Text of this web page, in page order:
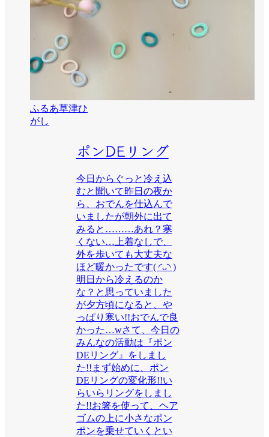
ふるあ草津ひ
がし
ポンDEリング
今日からぐっと冷え込
むと聞いて昨日の夜か
ら、おでんを仕込んで
いましたが朝外に出て
みると………あれ？寒
くない…上着なしで、
外を歩いても大丈夫な
ほど暖かったです( ◜ᴗ◝ )
明日から冷えるのか
な？と思っていました
が夕方頃になると、や
っぱり寒い!!おでんで良
かった…wさて、今日の
みんなの活動は『ポン
DEリング』をしまし
た!!まず始めに、ポン
DEリングの変化形!!い
らいらリングをしまし
た!!お箸を使って、ヘア
ゴムの上に小さなポン
ポンを乗せていくとい